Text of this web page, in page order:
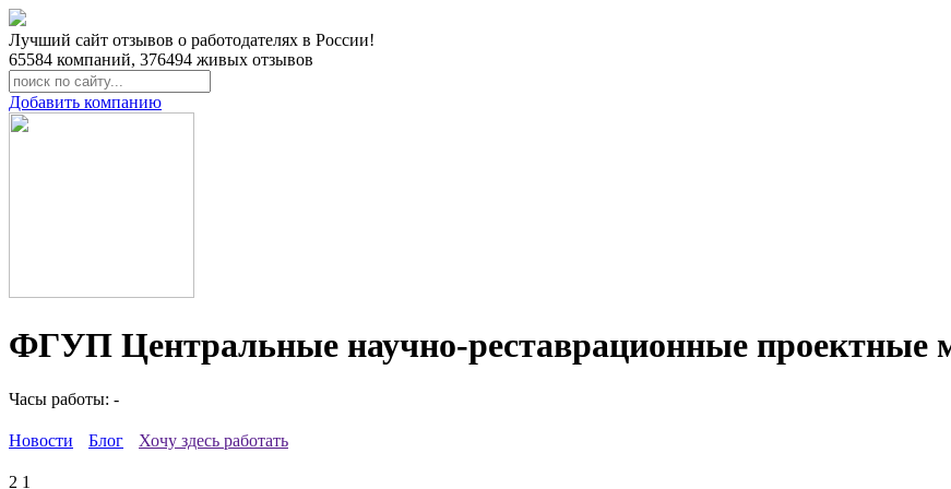
Лучший сайт отзывов о работодателях в России!
65584 компаний, 376494 живых отзывов
Добавить компанию
ФГУП Центральные научно-реставрационные проектные
Часы работы: -
Новости Блог Хочу здесь работать
2 1